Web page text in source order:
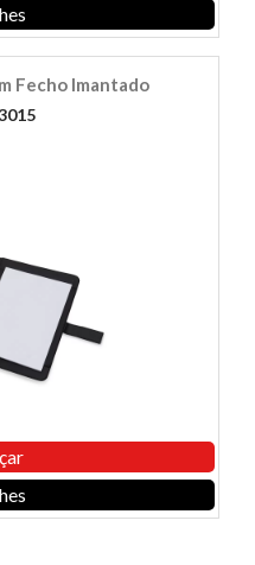
Fecho Imantado